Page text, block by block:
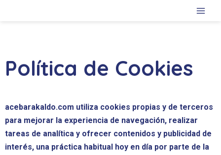
Política de Cookies
acebarakaldo.com utiliza cookies propias y de terceros
para mejorar la experiencia de navegación, realizar
tareas de analítica y ofrecer contenidos y publicidad de
interés, una práctica habitual hoy en día por parte de la